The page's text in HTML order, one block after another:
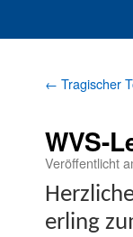
← Tragischer
WVS-
Veröffentlicht
er­ling